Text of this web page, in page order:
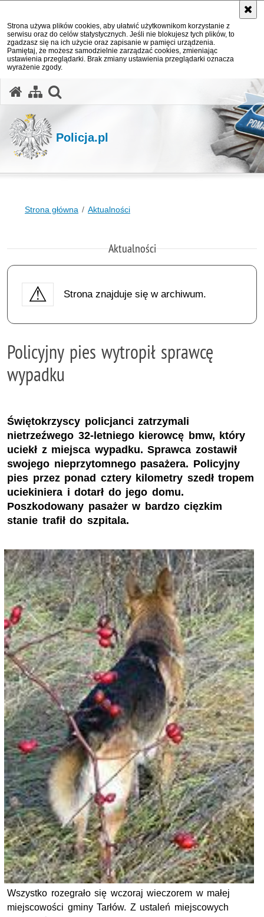
Strona używa plików cookies, aby ułatwić użytkownikom korzystanie z
serwisu oraz do celów statystycznych. Jeśli nie blokujesz tych plików, to
zgadzasz się na ich użycie oraz zapisanie w pamięci urządzenia.
Pamiętaj, że możesz samodzielnie zarządzać cookies, zmieniając
ustawienia przeglądarki. Brak zmiany ustawienia przeglądarki oznacza
wyrażenie zgody.
Policja.pl
Strona główna Aktualności
Aktualności
Strona znajduje się w archiwum.
Policyjny pies wytropił sprawcę
wypadku
Świętokrzyscy policjanci zatrzymali
nietrzeźwego 32-letniego kierowcę bmw, który
uciekł z miejsca wypadku. Sprawca zostawił
swojego nieprzytomnego pasażera. Policyjny
pies przez ponad cztery kilometry szedł tropem
uciekiniera i dotarł do jego domu.
Poszkodowany pasażer w bardzo cięzkim
stanie trafił do szpitala.
Wszystko rozegrało się wczoraj wieczorem w małej
miejscowości gminy Tarłów. Z ustaleń miejscowych